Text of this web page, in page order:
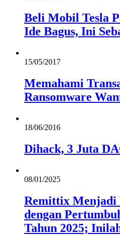
Beli Mobil Tesla
Ide Bagus, Ini
15/05/2017
Memahami
Ransomware
18/06/2016
Dihack, 3 Juta
08/01/2025
Remittix Menjadi
dengan
Tahun 2025;